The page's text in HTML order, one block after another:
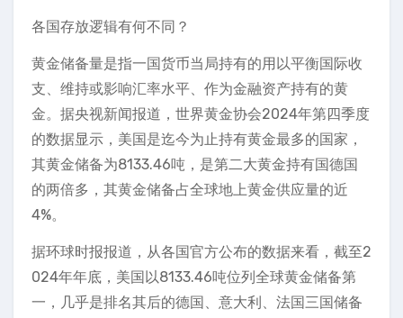
各国存放逻辑有何不同？
黄金储备量是指一国货币当局持有的用以平衡国际收
支、维持或影响汇率水平、作为金融资产持有的黄
金。据央视新闻报道，世界黄金协会2024年第四季度
的数据显示，美国是迄今为止持有黄金最多的国家，
其黄金储备为8133.46吨，是第二大黄金持有国德国
的两倍多，其黄金储备占全球地上黄金供应量的近
4%。
据环球时报报道，从各国官方公布的数据来看，截至2
024年年底，美国以8133.46吨位列全球黄金储备第
一，几乎是排名其后的德国、意大利、法国三国储备